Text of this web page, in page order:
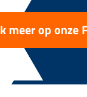
meer op onze